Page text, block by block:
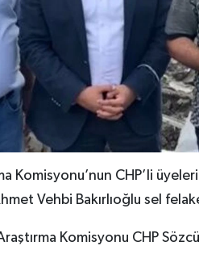
Komisyonu’nun CHP’li
Vehbi Bakırlıoğlu sel
Komisyonu CHP